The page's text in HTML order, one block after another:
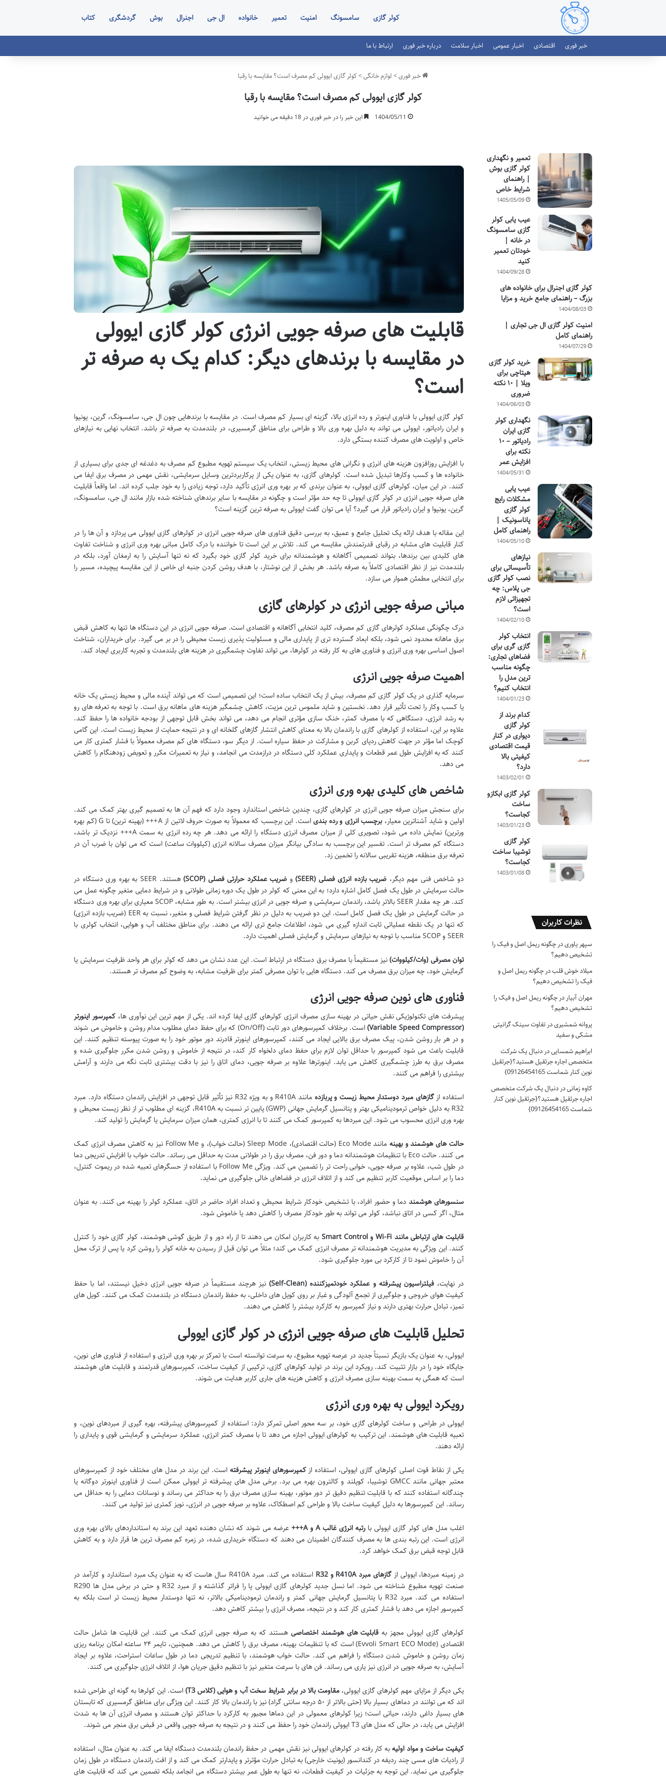
کولر گازی سامسونگ امنیت تعمیر خانواده ال جی اجنرال بوش گردشگری کتاب
خبر فوری اقتصادی اخبار عمومی اخبار سلامت درباره خبر فوری ارتباط با ما
خبر فوری> لوازم خانگی>کولر گازی ایوولی کم مصرف است؟ مقایسه با رقبا
کولر گازی ایوولی کم مصرف است؟ مقایسه با رقبا
1404/05/11 این خبر را در خبر فوری در 18 دقیقه می خوانید
قابلیت های صرفه جویی انرژی کولر گازی ایوولی
در مقایسه با برندهای دیگر: کدام یک به صرفه تر
است؟
کولر گازی ایوولی با فناوری اینورتر و رده انرژی بالا، گزینه ای بسیار کم مصرف است. در مقایسه با برندهایی چون ال جی، سامسونگ، گرین، یونیوا
و ایران رادیاتور، ایوولی می تواند به دلیل بهره وری بالا و طراحی برای مناطق گرمسیری، در بلندمدت به صرفه تر باشد. انتخاب نهایی به نیازهای
خاص و اولویت های مصرف کننده بستگی دارد.
با افزایش روزافزون هزینه های انرژی و نگرانی های محیط زیستی، انتخاب یک سیستم تهویه مطبوع کم مصرف به دغدغه ای جدی برای بسیاری از
خانواده ها و کسب وکارها تبدیل شده است. کولرهای گازی، به عنوان یکی از پرکاربردترین وسایل سرمایشی، نقش مهمی در مصرف برق ایفا می
کنند. در این میان، کولرهای گازی ایوولی، به عنوان برندی که بر بهره وری انرژی تأکید دارد، توجه زیادی را به خود جلب کرده اند. اما واقعاً قابلیت
های صرفه جویی انرژی در کولر گازی ایوولی تا چه حد مؤثر است و چگونه در مقایسه با سایر برندهای شناخته شده بازار مانند ال جی، سامسونگ،
گرین، یونیوا و ایران رادیاتور قرار می گیرد؟ آیا می توان گفت ایوولی به صرفه ترین گزینه است؟
این مقاله با هدف ارائه یک تحلیل جامع و عمیق، به بررسی دقیق فناوری های صرفه جویی انرژی در کولرهای گازی ایوولی می پردازد و آن ها را در
کنار قابلیت های مشابه در رقبای قدرتمندش مقایسه می کند. تلاش بر این است تا خواننده با درک کامل مبانی بهره وری انرژی و شناخت تفاوت
های کلیدی بین برندها، بتواند تصمیمی آگاهانه و هوشمندانه برای خرید کولر گازی خود بگیرد که نه تنها آسایش را به ارمغان آورد، بلکه در
بلندمدت نیز از نظر اقتصادی کاملاً به صرفه باشد. هر بخش از این نوشتار، با هدف روشن کردن جنبه ای خاص از این مقایسه پیچیده، مسیر را
برای انتخابی مطمئن هموار می سازد.
مبانی صرفه جویی انرژی در کولرهای گازی
درک چگونگی عملکرد کولرهای گازی کم مصرف، کلید انتخابی آگاهانه و اقتصادی است. صرفه جویی انرژی در این دستگاه ها تنها به کاهش قبض
برق ماهانه محدود نمی شود، بلکه ابعاد گسترده تری از پایداری مالی و مسئولیت پذیری زیست محیطی را در بر می گیرد. برای خریداران، شناخت
اصول اساسی بهره وری انرژی و فناوری های به کار رفته در کولرها، می تواند تفاوت چشمگیری در هزینه های بلندمدت و تجربه کاربری ایجاد کند.
اهمیت صرفه جویی انرژی
سرمایه گذاری در یک کولر گازی کم مصرف، بیش از یک انتخاب ساده است؛ این تصمیمی است که می تواند آینده مالی و محیط زیستی یک خانه
یا کسب وکار را تحت تأثیر قرار دهد. نخستین و شاید ملموس ترین مزیت، کاهش چشمگیر هزینه های ماهانه برق است. با توجه به تعرفه های رو
به رشد انرژی، دستگاهی که با مصرف کمتر، خنک سازی مؤثری انجام می دهد، می تواند بخش قابل توجهی از بودجه خانواده ها را حفظ کند.
علاوه بر این، استفاده از کولرهای گازی با راندمان بالا به معنای کاهش انتشار گازهای گلخانه ای و در نتیجه حمایت از محیط زیست است. این گامی
کوچک اما مؤثر در جهت کاهش ردپای کربن و مشارکت در حفظ سیاره است. از دیگر سو، دستگاه های کم مصرف معمولاً با فشار کمتری کار می
کنند که به افزایش طول عمر قطعات و پایداری عملکرد کلی دستگاه در درازمدت می انجامد، و نیاز به تعمیرات مکرر و تعویض زودهنگام را کاهش
می دهد.
شاخص های کلیدی بهره وری انرژی
برای سنجش میزان صرفه جویی انرژی در کولرهای گازی، چندین شاخص استاندارد وجود دارد که فهم آن ها به تصمیم گیری بهتر کمک می کند.
اولین و شاید آشناترین معیار، برچسب انرژی و رده بندی
است. این برچسب که معمولاً به صورت حروف لاتین از A+++ (بهینه ترین) تا G (کم بهره
ورترین) نمایش داده می شود، تصویری کلی از میزان مصرف انرژی دستگاه را ارائه می دهد. هر چه رده انرژی به سمت A+++ نزدیک تر باشد،
دستگاه کم مصرف تر است. تفسیر این برچسب به سادگی بیانگر میزان مصرف سالانه انرژی (کیلووات ساعت) است که می توان با ضرب آن در
تعرفه برق منطقه، هزینه تقریبی سالانه را تخمین زد.
دو شاخص فنی مهم دیگر، ضریب بازده انرژی فصلی (SEER) و ضریب عملکرد حرارتی فصلی (SCOP)
هستند. SEER به بهره وری دستگاه در
حالت سرمایش در طول یک فصل کامل اشاره دارد؛ به این معنی که کولر در طول یک دوره زمانی طولانی و در شرایط دمایی متغیر چگونه عمل می
کند. هر چه مقدار SEER بالاتر باشد، راندمان سرمایشی و صرفه جویی در انرژی بیشتر است. به طور مشابه، SCOP معیاری برای بهره وری دستگاه
در حالت گرمایش در طول یک فصل کامل است. این دو ضریب به دلیل در نظر گرفتن شرایط فصلی و متغیر، نسبت به EER (ضریب بازده انرژی)
که تنها در یک نقطه عملیاتی ثابت اندازه گیری می شود، اطلاعات جامع تری ارائه می دهند. برای مناطق مختلف آب و هوایی، انتخاب کولری با
SEER و SCOP مناسب با توجه به نیازهای سرمایش و گرمایش فصلی اهمیت دارد.
توان مصرفی (وات/کیلووات)نیز مستقیماً با مصرف برق دستگاه در ارتباط است. این عدد نشان می دهد که کولر برای هر واحد ظرفیت سرمایش یا
گرمایش خود، چه میزان برق مصرف می کند. دستگاه هایی با توان مصرفی کمتر برای ظرفیت مشابه، به وضوح کم مصرف تر هستند.
فناوری های نوین صرفه جویی انرژی
پیشرفت های تکنولوژیکی نقش حیاتی در بهینه سازی مصرف انرژی کولرهای گازی ایفا کرده اند. یکی از مهم ترین این نوآوری ها، کمپرسور اینورتر
(Variable Speed Compressor)
است. برخلاف کمپرسورهای دور ثابت (On/Off) که برای حفظ دمای مطلوب مدام روشن و خاموش می شوند
و در هر بار روشن شدن، پیک مصرف برق بالایی ایجاد می کنند، کمپرسورهای اینورتر قادرند دور موتور خود را به صورت پیوسته تنظیم کنند. این
قابلیت باعث می شود کمپرسور با حداقل توان لازم برای حفظ دمای دلخواه کار کند، در نتیجه از خاموش و روشن شدن مکرر جلوگیری شده و
مصرف برق به طرز چشمگیری کاهش می یابد. اینورترها علاوه بر صرفه جویی، دمای اتاق را نیز با دقت بیشتری ثابت نگه می دارند و آرامش
بیشتری را فراهم می کنند.
استفاده ازگازهای مبرد دوستدار محیط زیست و پربازده
مانند R410A و به ویژه R32 نیز تأثیر قابل توجهی در افزایش راندمان دستگاه دارد. مبرد
R32 به دلیل خواص ترمودینامیکی بهتر و پتانسیل گرمایش جهانی (GWP) پایین تر نسبت به R410A، گزینه ای مطلوب تر از نظر زیست محیطی و
بهره وری انرژی محسوب می شود. این مبردها به کمپرسور کمک می کنند تا با انرژی کمتری، همان میزان سرمایش یا گرمایش را تولید کند.
حالت های هوشمند و بهینه
مانند Eco Mode (حالت اقتصادی)، Sleep Mode (حالت خواب)، و Follow Me نیز به کاهش مصرف انرژی کمک
می کنند. حالت Eco با تنظیمات هوشمندانه دما و دور فن، مصرف برق را در طولانی مدت به حداقل می رساند. حالت خواب با افزایش تدریجی دما
در طول شب، علاوه بر صرفه جویی، خوابی راحت تر را تضمین می کند. ویژگی Follow Me با استفاده از حسگرهای تعبیه شده در ریموت کنترل،
دما را بر اساس موقعیت کاربر تنظیم می کند و از اتلاف انرژی در فضاهای خالی جلوگیری می نماید.
سنسورهای هوشمنددما و حضور افراد، با تشخیص خودکار شرایط محیطی و تعداد افراد حاضر در اتاق، عملکرد کولر را بهینه می کنند. به عنوان
مثال، اگر کسی در اتاق نباشد، کولر می تواند به طور خودکار مصرف را کاهش دهد یا خاموش شود.
قابلیت های ارتباطی مانند Wi-Fi و Smart Control
به کاربران امکان می دهند تا از راه دور و از طریق گوشی هوشمند، کولر گازی خود را کنترل
کنند. این ویژگی به مدیریت هوشمندانه تر مصرف انرژی کمک می کند؛ مثلاً می توان قبل از رسیدن به خانه کولر را روشن کرد یا پس از ترک محل
آن را خاموش نمود تا از کارکرد بی مورد جلوگیری شود.
در نهایت،فیلتراسیون پیشرفته و عملکرد خودتمیزکننده (Self-Clean)
نیز هرچند مستقیماً در صرفه جویی انرژی دخیل نیستند، اما با حفظ
کیفیت هوای خروجی و جلوگیری از تجمع آلودگی و غبار بر روی کویل های داخلی، به حفظ راندمان دستگاه در بلندمدت کمک می کنند. کویل های
تمیز، تبادل حرارت بهتری دارند و نیاز کمپرسور به کارکرد بیشتر را کاهش می دهند.
تحلیل قابلیت های صرفه جویی انرژی در کولر گازی ایوولی
ایوولی، به عنوان یک بازیگر نسبتاً جدید در عرصه تهویه مطبوع، به سرعت توانسته است با تمرکز بر بهره وری انرژی و استفاده از فناوری های نوین،
جایگاه خود را در بازار تثبیت کند. رویکرد این برند در تولید کولرهای گازی، ترکیبی از کیفیت ساخت، کمپرسورهای قدرتمند و قابلیت های هوشمند
است که همگی به سمت بهینه سازی مصرف انرژی و کاهش هزینه های جاری کاربر هدایت می شوند.
رویکرد ایوولی به بهره وری انرژی
ایوولی در طراحی و ساخت کولرهای گازی خود، بر سه محور اصلی تمرکز دارد: استفاده از کمپرسورهای پیشرفته، بهره گیری از مبردهای نوین، و
تعبیه قابلیت های هوشمند. این ترکیب به کولرهای ایوولی اجازه می دهد تا با مصرف کمتر انرژی، عملکرد سرمایشی و گرمایشی قوی و پایداری را
ارائه دهند.
یکی از نقاط قوت اصلی کولرهای گازی ایوولی، استفاده ازکمپرسورهای اینورتر پیشرفته است. این برند در مدل های مختلف خود از کمپرسورهای
معتبر جهانی مانند GMCC توشیبا، کوپلند و کالترون بهره می برد. برخی مدل های پیشرفته تر ایوولی ممکن است از فناوری اینورتر دوگانه یا
چندگانه استفاده کنند که با قابلیت تنظیم دقیق تر دور موتور، بهینه سازی مصرف برق را به حداکثر می رساند و نوسانات دمایی را به حداقل می
رساند. این کمپرسورها به دلیل کیفیت ساخت بالا و طراحی کم اصطکاک، علاوه بر صرفه جویی در انرژی، نویز کمتری نیز تولید می کنند.
اغلب مدل های کولر گازی ایوولی بارتبه انرژی غالب A و A+++
عرضه می شوند که نشان دهنده تعهد این برند به استانداردهای بالای بهره وری
انرژی است. این رتبه بندی ها به مصرف کنندگان اطمینان می دهند که دستگاه خریداری شده، در زمره کم مصرف ترین ها قرار دارد و به کاهش
قابل توجه قبض برق کمک خواهد کرد.
در زمینه مبردها، ایوولی ازگازهای مبرد R410A و R32
استفاده می کند. مبرد R410A سال هاست که به عنوان یک مبرد استاندارد و کارآمد در
صنعت تهویه مطبوع شناخته می شود. اما نسل جدید کولرهای گازی ایوولی پا را فراتر گذاشته و از مبرد R32 و حتی در برخی مدل ها R290
استفاده می کند. مبرد R32 با پتانسیل گرمایش جهانی کمتر و راندمان ترمودینامیکی بالاتر، نه تنها دوستدار محیط زیست تر است بلکه به
کمپرسور اجازه می دهد با فشار کمتری کار کند و در نتیجه، مصرف انرژی را بیشتر کاهش دهد.
کولرهای گازی ایوولی مجهز به قابلیت های هوشمند اختصاصی هستند که به صرفه جویی انرژی کمک می کنند. این قابلیت ها شامل حالت
اقتصادی (Evvoli Smart ECO Mode) است که با تنظیمات بهینه، مصرف برق را کاهش می دهد. همچنین، تایمر ۲۴ ساعته امکان برنامه ریزی
زمان روشن و خاموش شدن دستگاه را فراهم می کند. حالت خواب هوشمند، با تنظیم تدریجی دما در طول ساعات استراحت، علاوه بر ایجاد
آسایش، به صرفه جویی در انرژی نیز یاری می رساند. فن های با سرعت متغیر نیز با تنظیم دقیق جریان هوا، از اتلاف انرژی جلوگیری می کنند.
یکی دیگر از مزایای مهم کولرهای گازی ایوولی، مقاومت بالا در برابر شرایط سخت آب و هوایی (کلاس T3)
است. این کولرها به گونه ای طراحی شده
اند که می توانند در دماهای بسیار بالا (حتی بالاتر از ۵۰ درجه سانتی گراد) نیز با راندمان بالا کار کنند. این ویژگی برای مناطق گرمسیری که تابستان
های بسیار داغی دارند، حیاتی است؛ زیرا کولرهای معمولی در این دماها مجبور به کارکرد با حداکثر توان هستند و مصرف انرژی آن ها به شدت
افزایش می یابد، در حالی که مدل های T3 ایوولی راندمان خود را حفظ می کنند و در نتیجه به صرفه جویی واقعی در قبض برق منجر می شوند.
کیفیت ساخت و مواد اولیهبه کار رفته در کولرهای ایوولی نیز نقش مهمی در حفظ راندمان بلندمدت دستگاه ایفا می کند. به عنوان مثال، استفاده
از رادیات های مسی چند ردیفه در کندانسور (یونیت خارجی) به تبادل حرارت مؤثرتر و پایدارتر کمک می کند و از افت راندمان دستگاه در طول زمان
جلوگیری می نماید. این توجه به جزئیات در کیفیت قطعات، نه تنها به طول عمر بیشتر دستگاه می انجامد بلکه تضمین می کند که قابلیت های
تعمیر و نگهداری
کولر گازی بوش
| راهنمای
شرایط خاص
1405/05/09
عیب یابی کولر
گازی سامسونگ
در خانه |
خودتان تعمیر
کنید
1404/09/28
کولر گازی اجنرال برای خانواده های
بزرگ – راهنمای جامع خرید و مزایا
1404/08/03
امنیت کولر گازی ال جی تجاری |
راهنمای کامل
1404/07/29
خرید کولر گازی
هیتاچی برای
ویلا | ۱۰ نکته
ضروری
1404/06/03
نگهداری کولر
گازی ایران
رادیاتور – ۱۰
نکته برای
افزایش عمر
1404/05/31
عیب یابی
مشکلات رایج
کولر گازی
پاناسونیک |
راهنمای کامل
1404/05/10
نیازهای
تأسیساتی برای
نصب کولر گازی
جی پلاس: چه
تجهیزاتی لازم
است؟
1404/02/10
انتخاب کولر
گازی گری برای
فضاهای تجاری:
چگونه مناسب
ترین مدل را
انتخاب کنیم؟
1404/01/23
کدام برند از
کولر گازی
دیواری در کنار
قیمت اقتصادی
کیفیتی بالا
دارد؟
1403/02/01
کولر گازی ابکازو
ساخت
کجاست؟
1403/01/23
کولر گازی
توشیبا ساخت
کجاست؟
1403/01/08
نظرات کاربران
سپهر یاوریدرچگونه ریمل اصل و فیک را
تشخیص دهیم؟
میلاد خوش قلبدرچگونه ریمل اصل و
فیک را تشخیص دهیم؟
مهران آبیار درچگونه ریمل اصل و فیک را
تشخیص دهیم؟
پروانه شمشیریدرتفاوت سینک گرانیتی
مشکی و سفید
ابراهیم شمساییدردنبال یک شرکت
متخصص اجاره جرثقیل هستید؟{جرثقیل
نوین کنار شماست 09126454165}
کاوه زمانیدردنبال یک شرکت متخصص
اجاره جرثقیل هستید؟{جرثقیل نوین کنار
شماست 09126454165}